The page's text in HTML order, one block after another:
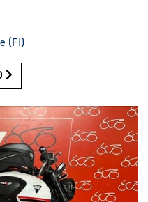
(FI)